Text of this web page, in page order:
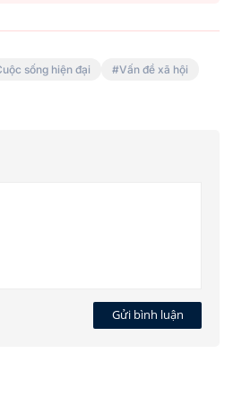
sống hiện đại
Vấn đề xã hội
Gửi bình luận